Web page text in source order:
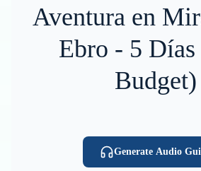
Aventura en
Ebro - 5
Budget)
Generate Audio